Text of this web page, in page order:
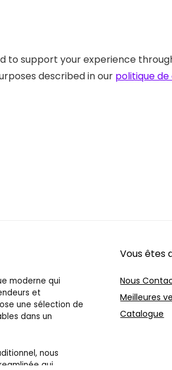
to support your experience
described in our politique
moderne qui
et
une sélection de
dans un
nous
qui
Vous êtes
Nous
Meilleures
Catalogue